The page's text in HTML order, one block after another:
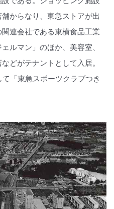
からなり、東急ストアが出
連会社である東横食品工業
ルマン」のほか、美容室、
どがテナントとして入居。
「東急スポーツクラブつき